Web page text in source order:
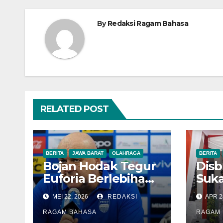
ByRedaksi Ragam Bahasa
RELATED POST
BERITA JAWA BARAT OLAHRAGA
Bojan Hodak Tegur
Euforia Berlebihan:
Fokus Menang
Dulu, Bukan Konvoi
MEI 22, 2026 REDAKSI
RAGAM BAHASA
BERITA
APR
RAGAM